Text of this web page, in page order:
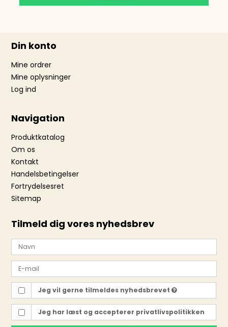
Din konto
Mine ordrer
Mine oplysninger
Log ind
Navigation
Produktkatalog
Om os
Kontakt
Handelsbetingelser
Fortrydelsesret
Sitemap
Tilmeld dig vores nyhedsbrev
Jeg vil gerne tilmeldes nyhedsbrevet
Jeg har læst og accepterer privatlivspolitikken